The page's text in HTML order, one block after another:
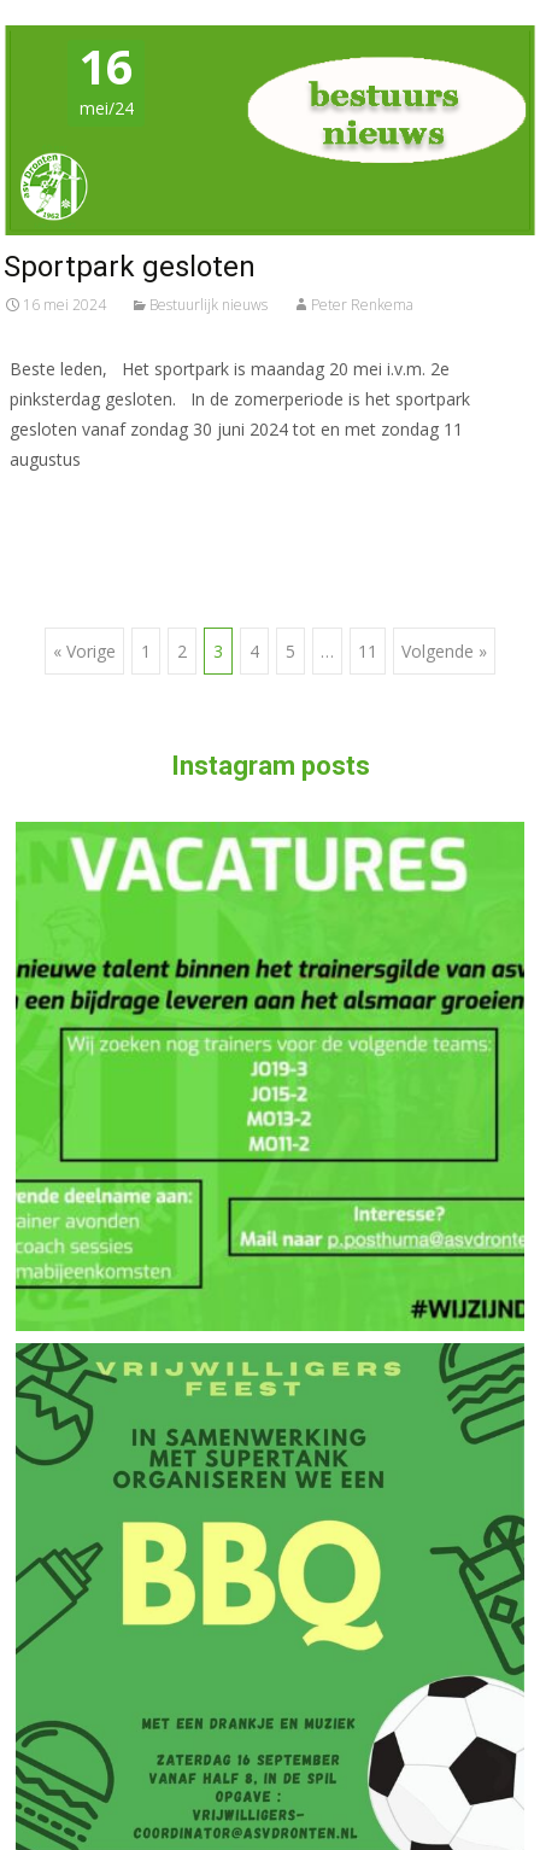
16
mei/24
Sportpark gesloten
16 mei 2024 Bestuurlijk nieuws Peter Renkema
Beste leden, Het sportpark is maandag 20 mei i.v.m. 2e
pinksterdag gesloten. In de zomerperiode is het sportpark
gesloten vanaf zondag 30 juni 2024 tot en met zondag 11
augustus
« Vorige 1 2 3 4 5 … 11 Volgende »
Instagram posts